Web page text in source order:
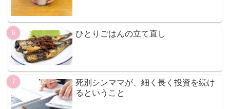
ひとりごはんの立て直し
死別シンママが、細く長く投資を続け
るということ